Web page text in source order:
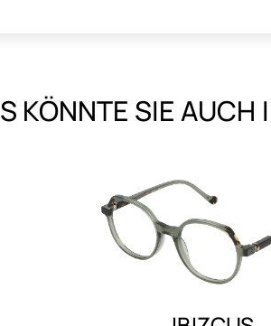
KÖNNTE SIE AUCH